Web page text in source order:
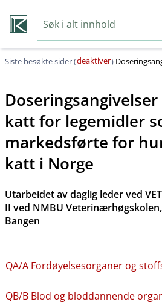
Siste besøkte sider (deaktiver)
katt for legemidler
markedsførte for
katt i Norge
Utarbeidet av daglig leder ved
II ved NMBU
Bangen
QA​/​A Fordøyelsesorganer og
QB​/​B Blod og bloddannende